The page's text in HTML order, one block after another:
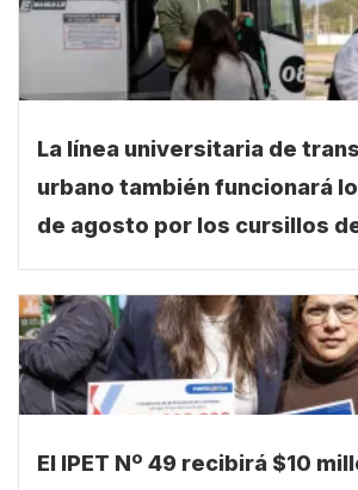
La línea universitaria de
urbano también funcionará
de agosto por los cursillos
El IPET Nº 49 recibirá $10